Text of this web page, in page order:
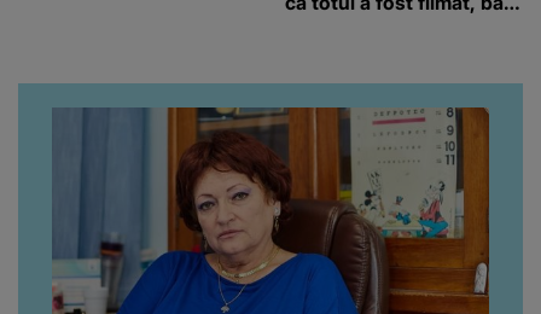
da, frumoasa iubită a lui
Florin Ristei e...